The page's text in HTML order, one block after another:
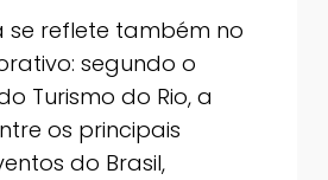
se reflete também no
segundo o
Turismo do Rio, a
os principais
do Brasil,